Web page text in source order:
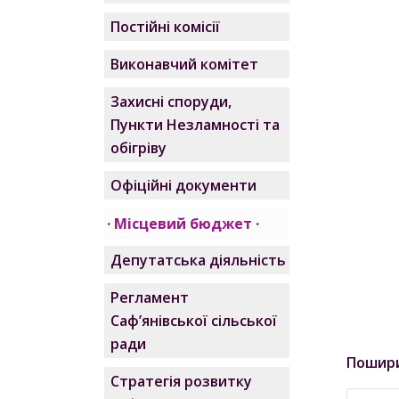
Постійні комісії
Виконавчий комітет
Захисні споруди,
Пункти Незламності та
обігріву
Офіційні документи
Місцевий бюджет
Депутатська діяльність
Регламент
Саф’янівської сільської
ради
Стратегія розвитку